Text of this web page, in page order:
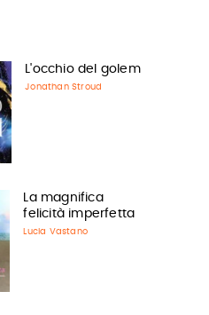
L'occhio del golem
Jonathan Stroud
La magnifica
felicità imperfetta
Lucia Vastano